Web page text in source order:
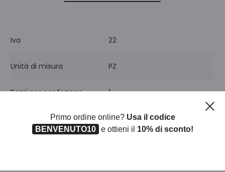
Iva 22
Unità di misura PZ
Pezzi per confezione 1
Primo ordine online? Usa il codice
BENVENUTO10
e ottieni il 10% di sconto!